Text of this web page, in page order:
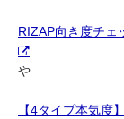
RIZAP向き度チェ
や
【4タイプ本気度